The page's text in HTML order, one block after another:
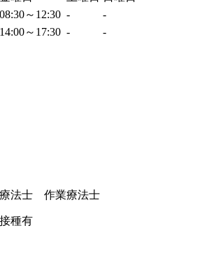
08:30～12:30 -
-
14:00～17:30 - -
療法士 作業療法士
種有